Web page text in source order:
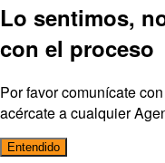
Lo sentimos,
con el proceso
Por favor comunícate
acércate a cualquier
Entendido